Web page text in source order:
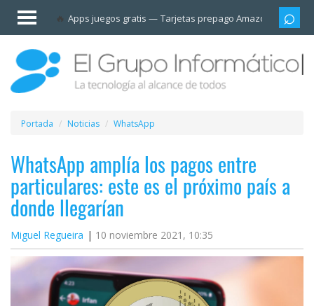
Apps juegos gratis Tarjetas prepago Amazon
Invitado
Iniciar
sesión /
Registrarse
Esenciales
Móviles
Ofertas
Apps
Redes
sociales
Plataformas
Portada Noticias WhatsApp
WhatsApp amplía los pagos entre
particulares: este es el próximo país a
donde llegarían
Miguel Regueira 10 noviembre 2021, 10:35